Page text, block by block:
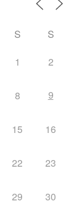
S
S
1 2
8 9
15 16
22 23
29 30